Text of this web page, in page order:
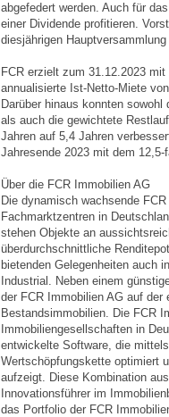
abgefedert werden. Auch für
einer Dividende profitieren.
diesjährigen
FCR erzielt zum 31.12.2023
annualisierte Ist-Netto-Miete
Darüber hinaus konnten
als auch die gewichtete
Jahren auf 5,4 Jahren
Jahresende 2023 mit dem
Über die FCR Immobilien AG
Die dynamisch wachsende
Fachmarktzentren in
stehen Objekte an
überdurchschnittliche
bietenden Gelegenheiten auch
Industrial. Neben einem
der FCR Immobilien AG auf der
Bestandsimmobilien. Die FCR
Immobiliengesellschaften in
entwickelte Software, die
Wertschöpfungskette optimiert
aufzeigt. Diese Kombination
Innovationsführer im
das Portfolio der FCR